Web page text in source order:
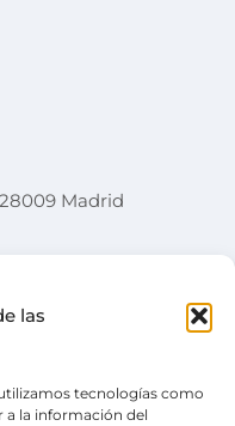
las
tecnologías como
a la información del
Madrid
DE PRIVACIDAD
DE DENUNCIAS